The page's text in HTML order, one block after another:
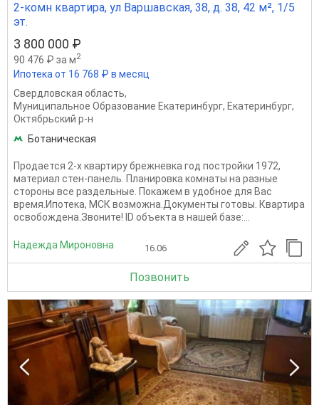
2-комн квартира, ул Варшавская, 38, д. 38, 42 м², 1/5
эт.
3 800 000 ₽
90 476 ₽ за м2
Ипотека от 16 768 ₽ в месяц
Свердловская область,
Муниципальное Образование Екатеринбург, Екатеринбург,
Октябрьский р-н
Ботаническая
Продается 2-х квартиру брежневка год постройки 1972,
материал стен-панель. Планировка комнаты на разные
стороны все раздельные. Покажем в удобное для Вас
время.Ипотека, МСК возможна.Документы готовы. Квартира
освобождена.Звоните! ID объекта в нашей базе:...
Надежда Мироновна 16.06
Позвонить